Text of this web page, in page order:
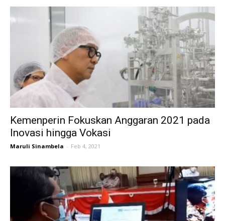
Kemenperin Fokuskan Anggaran 2021 pada
Inovasi hingga Vokasi
Maruli Sinambela - Feb 4, 2021